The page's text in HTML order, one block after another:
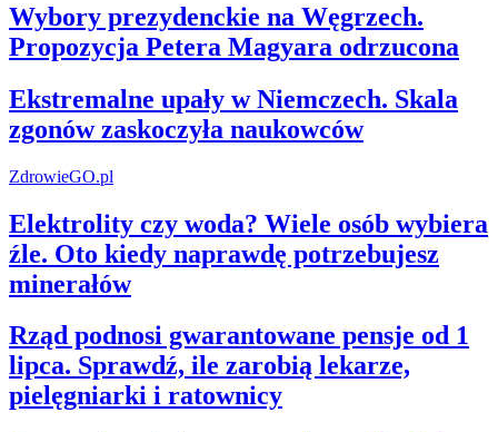
Wybory prezydenckie na Węgrzech.
Propozycja Petera Magyara odrzucona
Ekstremalne upały w Niemczech. Skala
zgonów zaskoczyła naukowców
ZdrowieGO.pl
Elektrolity czy woda? Wiele osób wybiera
źle. Oto kiedy naprawdę potrzebujesz
minerałów
Rząd podnosi gwarantowane pensje od 1
lipca. Sprawdź, ile zarobią lekarze,
pielęgniarki i ratownicy